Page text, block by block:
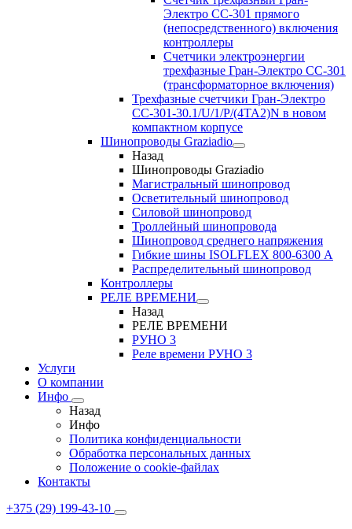
Электро CC-301 прямого
(непосредственного) включения
контроллеры
Счетчики электроэнергии
трехфазные Гран-Электро CC-301
(трансформаторное включения)
Трехфазные счетчики Гран-Электро
СС-301-30.1/U/1/P/(4TA2)N в новом
компактном корпусе
Шинопроводы Graziadio
Назад
Шинопроводы Graziadio
Магистральный шинопровод
Осветительный шинопровод
Силовой шинопровод
Троллейный шинопровода
Шинопровод среднего напряжения
Гибкие шины ISOLFLEX 800-6300 А
Распределительный шинопровод
Контроллеры
РЕЛЕ ВРЕМЕНИ
Назад
РЕЛЕ ВРЕМЕНИ
РУНО 3
Реле времени РУНО 3
Услуги
О компании
Инфо
Назад
Инфо
Политика конфиденциальности
Обработка персональных данных
Положение о cookie-файлах
Контакты
+375 (29) 199-43-10